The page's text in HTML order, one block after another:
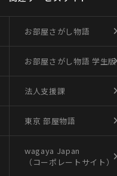
お部屋さがし物語
お部屋さがし物語 学生版
法人支援課
東京 部屋物語
wagaya Japan
（コーポレートサイト）